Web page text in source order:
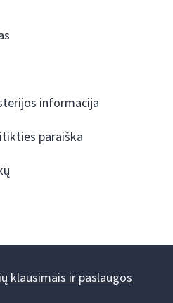
informacija
paraiška
klausimais ir paslaugos